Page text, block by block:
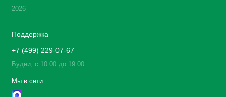
2026
Поддержка
+7 (499) 229-07-67
Будни, с 10.00 до 19.00
Мы в сети